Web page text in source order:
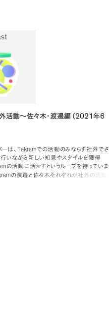
活動〜佐々木・渡邉編 （2021 年6
ーは、 Takramでの活動のみならず社外でさ
いながら新しい知見やスタイルを獲得
の活動に活かすというループを持っていま
の渡邉と佐々木それぞれが社外の活動